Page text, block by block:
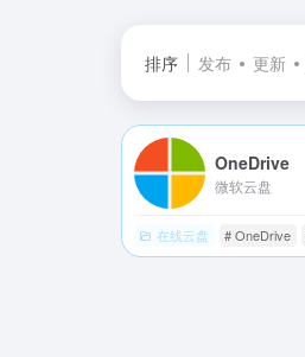
排序 发布 更新
OneDrive
微软云盘
在线云盘 # OneDrive